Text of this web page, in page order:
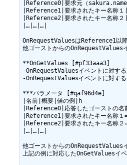
|Reference0|要求元（sakura.name
|Reference1|要求されたキー名称１
|Reference2|要求されたキー名称２
|…|…|…|
OnRequestValuesはReference1以
他ゴーストからの
**OnGetValues [#pf33aaa3]
-OnRequestValuesイベントに対す
-OnRequestValuesイベントに対す
***パラメータ [#qaf96d4e]
|名前|概要|値の例|h
|Reference0|応答したゴーストの
|Reference1|要求されたキー名称
|Reference2|要求されたキー名称２
|…|…|…|
他ゴーストからの
上記の例に対応したOnGetValuesイ